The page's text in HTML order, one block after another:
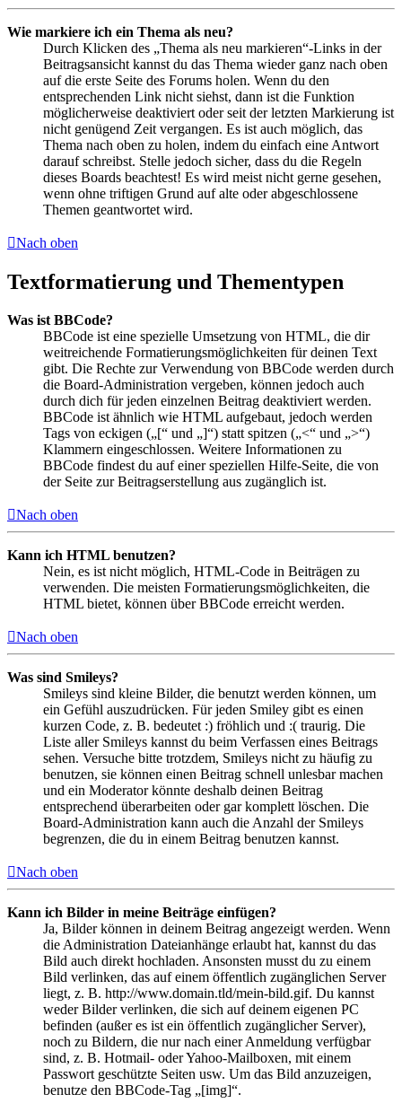
Wie markiere ich ein Thema als neu?
Durch Klicken des „Thema als neu markieren“-Links in der
Beitragsansicht kannst du das Thema wieder ganz nach oben
auf die erste Seite des Forums holen. Wenn du den
entsprechenden Link nicht siehst, dann ist die Funktion
möglicherweise deaktiviert oder seit der letzten Markierung ist
nicht genügend Zeit vergangen. Es ist auch möglich, das
Thema nach oben zu holen, indem du einfach eine Antwort
darauf schreibst. Stelle jedoch sicher, dass du die Regeln
dieses Boards beachtest! Es wird meist nicht gerne gesehen,
wenn ohne triftigen Grund auf alte oder abgeschlossene
Themen geantwortet wird.
Nach oben
Textformatierung und Thementypen
Was ist BBCode?
BBCode ist eine spezielle Umsetzung von HTML, die dir
weitreichende Formatierungsmöglichkeiten für deinen Text
gibt. Die Rechte zur Verwendung von BBCode werden durch
die Board-Administration vergeben, können jedoch auch
durch dich für jeden einzelnen Beitrag deaktiviert werden.
BBCode ist ähnlich wie HTML aufgebaut, jedoch werden
Tags von eckigen („[“ und „]“) statt spitzen („<“ und „>“)
Klammern eingeschlossen. Weitere Informationen zu
BBCode findest du auf einer speziellen Hilfe-Seite, die von
der Seite zur Beitragserstellung aus zugänglich ist.
Nach oben
Kann ich HTML benutzen?
Nein, es ist nicht möglich, HTML-Code in Beiträgen zu
verwenden. Die meisten Formatierungsmöglichkeiten, die
HTML bietet, können über BBCode erreicht werden.
Nach oben
Was sind Smileys?
Smileys sind kleine Bilder, die benutzt werden können, um
ein Gefühl auszudrücken. Für jeden Smiley gibt es einen
kurzen Code, z. B. bedeutet :) fröhlich und :( traurig. Die
Liste aller Smileys kannst du beim Verfassen eines Beitrags
sehen. Versuche bitte trotzdem, Smileys nicht zu häufig zu
benutzen, sie können einen Beitrag schnell unlesbar machen
und ein Moderator könnte deshalb deinen Beitrag
entsprechend überarbeiten oder gar komplett löschen. Die
Board-Administration kann auch die Anzahl der Smileys
begrenzen, die du in einem Beitrag benutzen kannst.
Nach oben
Kann ich Bilder in meine Beiträge einfügen?
Ja, Bilder können in deinem Beitrag angezeigt werden. Wenn
die Administration Dateianhänge erlaubt hat, kannst du das
Bild auch direkt hochladen. Ansonsten musst du zu einem
Bild verlinken, das auf einem öffentlich zugänglichen Server
liegt, z. B. http://www.domain.tld/mein-bild.gif. Du kannst
weder Bilder verlinken, die sich auf deinem eigenen PC
befinden (außer es ist ein öffentlich zugänglicher Server),
noch zu Bildern, die nur nach einer Anmeldung verfügbar
sind, z. B. Hotmail- oder Yahoo-Mailboxen, mit einem
Passwort geschützte Seiten usw. Um das Bild anzuzeigen,
benutze den BBCode-Tag „[img]“.